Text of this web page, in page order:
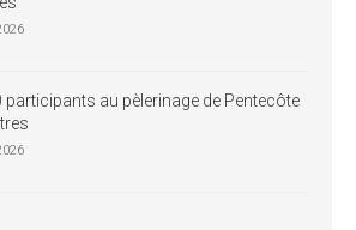
participants au pèlerinage de Pentecôte